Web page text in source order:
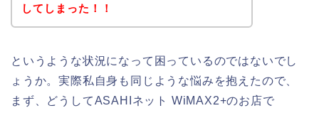
してしまった！！
というような状況になって困っているのではないでし
ょうか。実際私自身も同じような悩みを抱えたので、
まず、どうしてASAHIネット WiMAX2+のお店で